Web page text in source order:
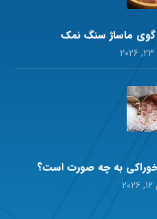
ماساژ سنگ نمک
به چه صورت است؟